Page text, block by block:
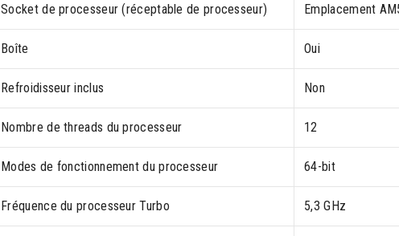
Socket de processeur (réceptable de processeur) Emplacement
Boîte Oui
Refroidisseur inclus Non
Nombre de threads du processeur 12
Modes de fonctionnement du processeur 64-bit
Fréquence du processeur Turbo 5,3 GHz